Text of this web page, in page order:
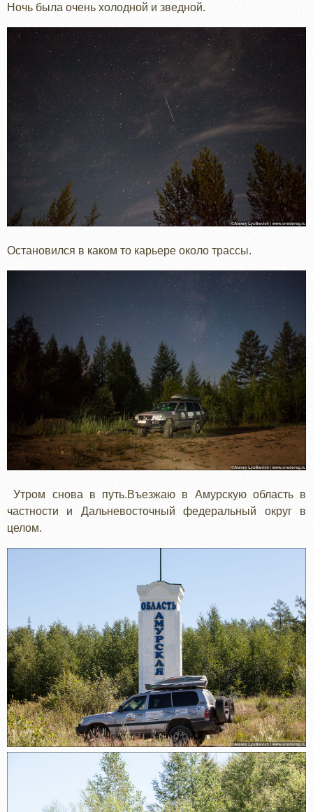
Ночь была очень холодной и зведной.
Остановился в каком то карьере около трассы.
Утром снова в путь.Въезжаю в Амурскую область в
частности и Дальневосточный федеральный округ в
целом.